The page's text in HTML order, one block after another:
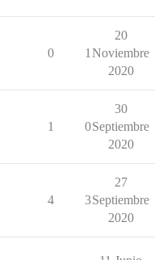
0 1
20
Noviembre
2020
1 0
30
Septiembre
2020
4 3
27
Septiembre
2020